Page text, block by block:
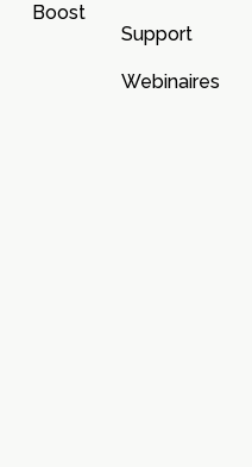
Boost
Support
Webinaires